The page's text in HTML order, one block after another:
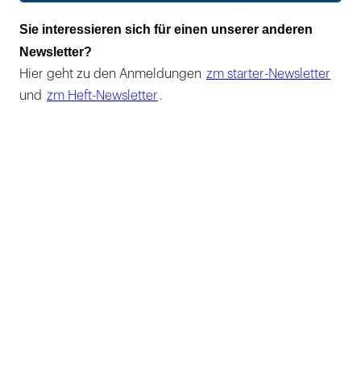
Sie interessieren sich für einen unserer anderen
Newsletter?
Hier geht zu den Anmeldungen zm starter-Newsletter
und zm Heft-Newsletter .